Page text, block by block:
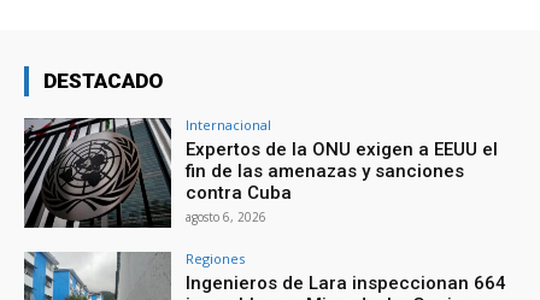
DESTACADO
Internacional
Expertos de la ONU exigen a EEUU el
fin de las amenazas y sanciones
contra Cuba
agosto 6, 2026
Regiones
Ingenieros de Lara inspeccionan 664